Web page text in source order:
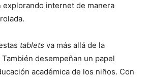
explorando internet de manera
tablets va más allá de la
desempeñan un papel
académica de los niños. Con